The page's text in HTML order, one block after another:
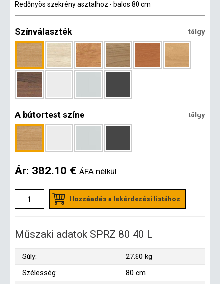
Redőnyös szekrény asztalhoz - balos 80 cm
Színválaszték tölgy
A bútortest színe tölgy
Ár: 382.10 € ÁFA nélkül
Hozzáadás a lekérdezési listához
Műszaki adatok SPRZ 80 40 L
Súly:
27.80 kg
Szélesség:
80 cm